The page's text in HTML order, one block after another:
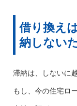
借り換え
納しない
滞納は、しないに
もし、今の住宅ロ